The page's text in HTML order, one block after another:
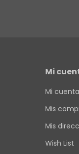
Mi
Mi cuenta
Mis
Mis
Wish List